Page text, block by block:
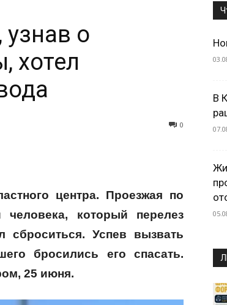
о
хотел
0
центра. Проезжая по
человека, который перелез
сброситься. Успев вызвать
бросились его спасать.
25 июня.
В